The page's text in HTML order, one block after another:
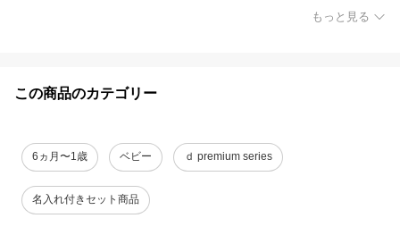
もっと見る
この商品のカテゴリー
6ヵ月〜1歳 ベビー ｄ premium series
名入れ付きセット商品